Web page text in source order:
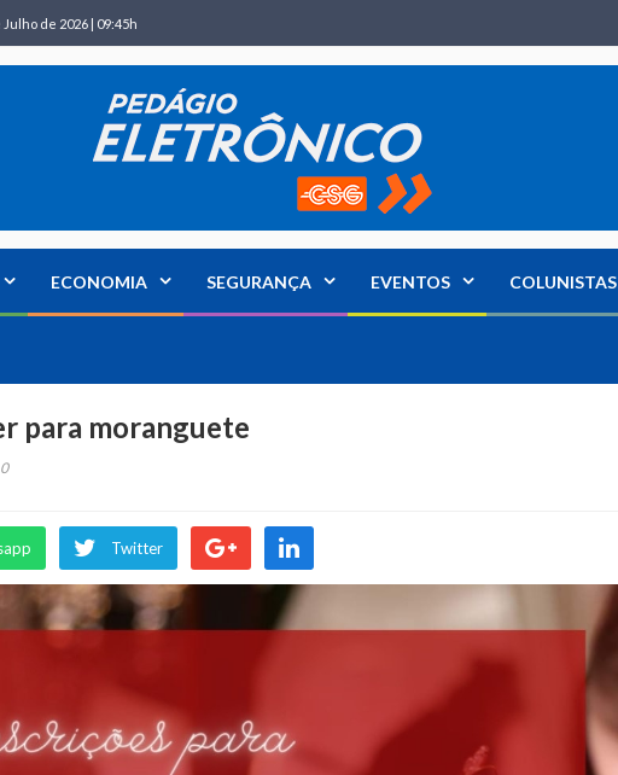
de 2026 | 09:45h
ECONOMIA SEGURANÇA EVENTOS COLUNISTAS
para moranguete
0
Twitter